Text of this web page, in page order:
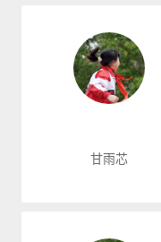
甘雨芯